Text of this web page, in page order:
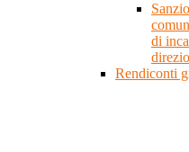
di
Rendiconti